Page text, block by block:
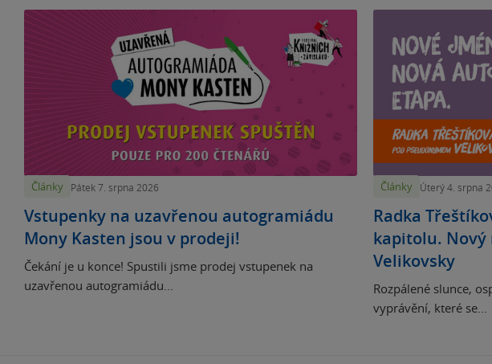
Články Pátek 7. srpna 2026
Vstupenky na uzavřenou autogramiádu
Mony Kasten jsou v prodeji!
Čekání je u konce! Spustili jsme prodej vstupenek na
uzavřenou autogramiádu...
Články Úterý 4. srpna
Radka
kapitolu. Nový
Velikovsky
Rozpálené slunce,
vyprávění, které se...